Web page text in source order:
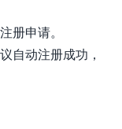
册申请。
自动注册成功，